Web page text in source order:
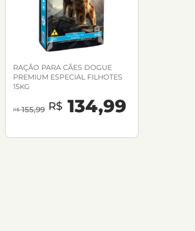
RAÇÃO PARA CÃES DOGUE
PREMIUM ESPECIAL FILHOTES
15KG
R$155,99 R$ 134,99